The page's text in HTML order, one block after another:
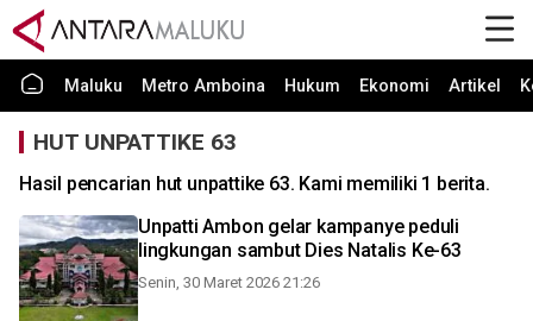
Maluku Metro Amboina Hukum Ekonomi Artikel
HUT UNPATTIKE 63
Hasil pencarian hut unpattike 63. Kami memiliki 1 berita.
Unpatti Ambon gelar kampanye peduli
lingkungan sambut Dies Natalis Ke-63
Senin, 30 Maret 2026 21:26